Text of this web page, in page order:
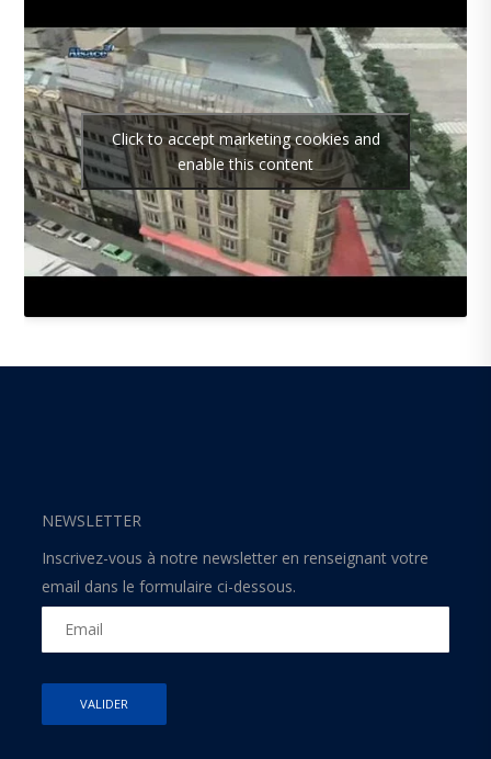
Click to accept marketing cookies and
enable this content
NEWSLETTER
Inscrivez-vous à notre newsletter en renseignant votre
email dans le formulaire ci-dessous.